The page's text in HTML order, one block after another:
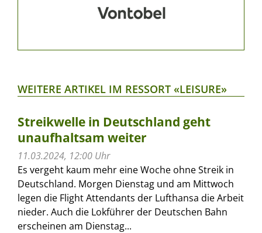
WEITERE ARTIKEL IM RESSORT «LEISURE»
Streikwelle in Deutschland geht
unaufhaltsam weiter
11.03.2024, 12:00 Uhr
Es vergeht kaum mehr eine Woche ohne Streik in
Deutschland. Morgen Dienstag und am Mittwoch
legen die Flight Attendants der Lufthansa die Arbeit
nieder. Auch die Lokführer der Deutschen Bahn
erscheinen am Dienstag...